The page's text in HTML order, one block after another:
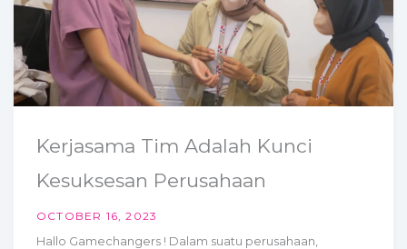
Kerjasama Tim Adalah Kunci
Kesuksesan Perusahaan
OCTOBER 16, 2023
Hallo Gamechangers ! Dalam suatu perusahaan,